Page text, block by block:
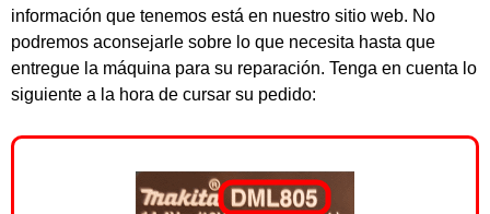
información que tenemos está en nuestro sitio web. No
podremos aconsejarle sobre lo que necesita hasta que
entregue la máquina para su reparación. Tenga en cuenta lo
siguiente a la hora de cursar su pedido: